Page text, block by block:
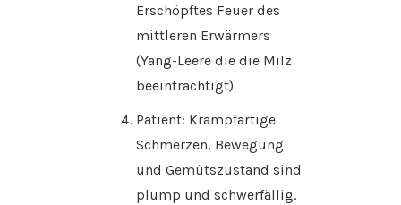
Erschöpftes Feuer des
mittleren Erwärmers
(Yang-Leere die die Milz
beeinträchtigt)
Patient: Krampfartige
Schmerzen, Bewegung
und Gemütszustand sind
plump und schwerfällig.